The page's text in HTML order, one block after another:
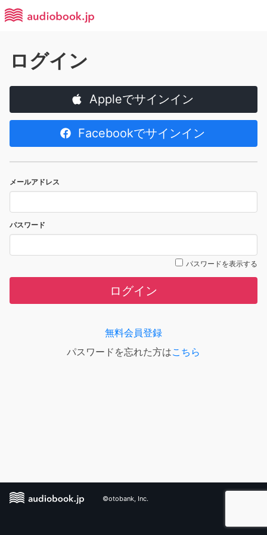
ログイン
Appleでサインイン
Facebookでサインイン
メールアドレス
パスワード
パスワードを表示する
ログイン
無料会員登録
パスワードを忘れた方はこちら
©otobank, Inc.